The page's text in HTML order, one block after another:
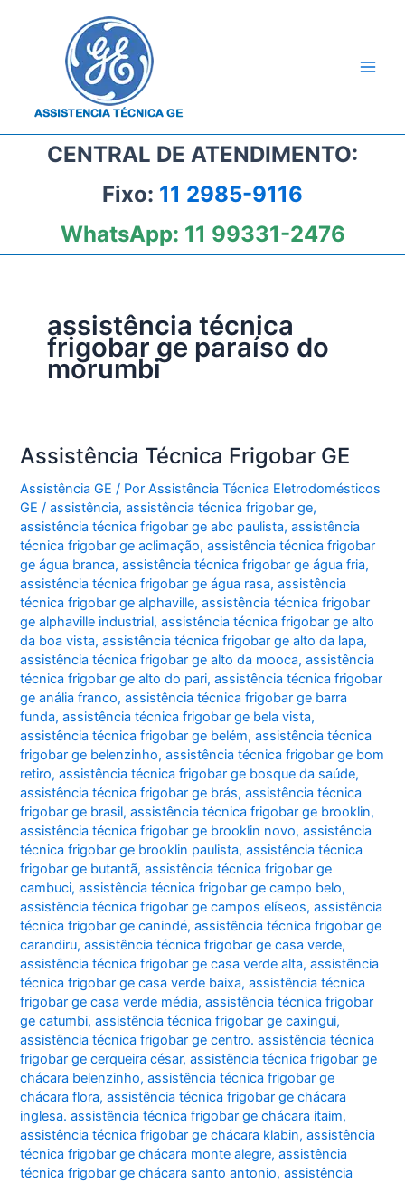
CENTRAL DE ATENDIMENTO:
Fixo: 11 2985-9116
WhatsApp: 11 99331-2476
assistência técnica
frigobar ge paraíso do
morumbi
Assistência Técnica Frigobar GE
Assistência GE / PorAssistência Técnica Eletrodomésticos
GE/assistência,assistência técnica frigobar ge,
assistência técnica frigobar ge abc paulista,assistência
técnica frigobar ge aclimação,assistência técnica frigobar
ge água branca,assistência técnica frigobar ge água fria,
assistência técnica frigobar ge água rasa,assistência
técnica frigobar ge alphaville,assistência técnica frigobar
ge alphaville industrial,assistência técnica frigobar ge alto
da boa vista,assistência técnica frigobar ge alto da lapa,
assistência técnica frigobar ge alto da mooca,assistência
técnica frigobar ge alto do pari,assistência técnica frigobar
ge anália franco,assistência técnica frigobar ge barra
funda,assistência técnica frigobar ge bela vista,
assistência técnica frigobar ge belém,assistência técnica
frigobar ge belenzinho,assistência técnica frigobar ge bom
retiro,assistência técnica frigobar ge bosque da saúde,
assistência técnica frigobar ge brás,assistência técnica
frigobar ge brasil,assistência técnica frigobar ge brooklin,
assistência técnica frigobar ge brooklin novo,assistência
técnica frigobar ge brooklin paulista,assistência técnica
frigobar ge butantã,assistência técnica frigobar ge
cambuci,assistência técnica frigobar ge campo belo,
assistência técnica frigobar ge campos elíseos,assistência
técnica frigobar ge canindé,assistência técnica frigobar ge
carandiru,assistência técnica frigobar ge casa verde,
assistência técnica frigobar ge casa verde alta,assistência
técnica frigobar ge casa verde baixa,assistência técnica
frigobar ge casa verde média,assistência técnica frigobar
ge catumbi,assistência técnica frigobar ge caxingui,
assistência técnica frigobar ge centro. assistência técnica
frigobar ge cerqueira césar,assistência técnica frigobar ge
chácara belenzinho,assistência técnica frigobar ge
chácara flora,assistência técnica frigobar ge chácara
inglesa. assistência técnica frigobar ge chácara itaim,
assistência técnica frigobar ge chácara klabin,assistência
técnica frigobar ge chácara monte alegre,assistência
técnica frigobar ge chácara santo antonio,assistência